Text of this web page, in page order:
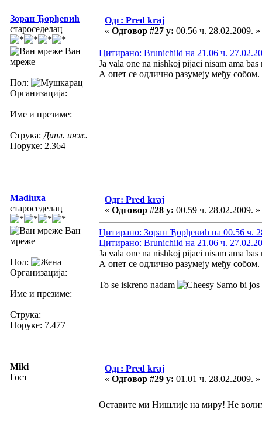
Зоран Ђорђевић
староседелац
Ван
мреже
Пол:
Организација:
Име и презиме:
Струка: Дипл. инж.
Поруке: 2.364
Одг: Pred kraj
« Одговор #27 у: 00.56 ч. 28.02.2009. »
Цитирано: Brunichild на 21.06 ч.
Ja vala one na nishkoj pijaci nisam ama
А опет се одлично разумеју међу собом.
Madiuxa
староседелац
Ван
мреже
Пол:
Организација:
Име и презиме:
Струка:
Поруке: 7.477
Одг: Pred kraj
« Одговор #28 у: 00.59 ч. 28.02.2009. »
Цитирано: Зоран Ђорђевић на 00.56 ч.
Цитирано: Brunichild на 21.06 ч.
Ja vala one na nishkoj pijaci nisam ama
А опет се одлично разумеју међу собом.
To se iskreno nadam Samo bi
Miki
Гост
Одг: Pred kraj
« Одговор #29 у: 01.01 ч. 28.02.2009. »
Оставите ми Нишлије на миру! Не